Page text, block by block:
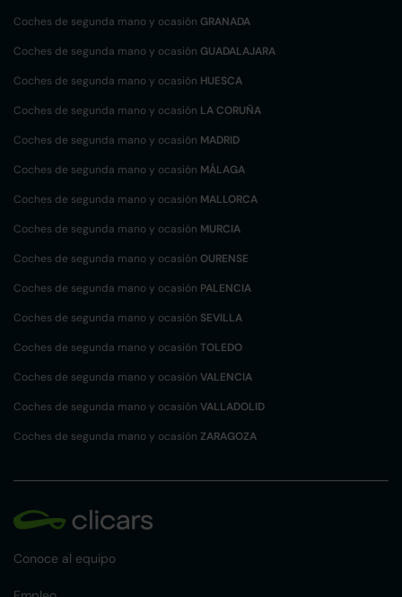
Coches de segunda mano y ocasión GRANADA
Coches de segunda mano y ocasión GUADALAJARA
Coches de segunda mano y ocasión HUESCA
Coches de segunda mano y ocasión LA CORUÑA
Coches de segunda mano y ocasión MADRID
Coches de segunda mano y ocasión MÁLAGA
Coches de segunda mano y ocasión MALLORCA
Coches de segunda mano y ocasión MURCIA
Coches de segunda mano y ocasión OURENSE
Coches de segunda mano y ocasión PALENCIA
Coches de segunda mano y ocasión SEVILLA
Coches de segunda mano y ocasión TOLEDO
Coches de segunda mano y ocasión VALENCIA
Coches de segunda mano y ocasión VALLADOLID
Coches de segunda mano y ocasión ZARAGOZA
Conoce al equipo